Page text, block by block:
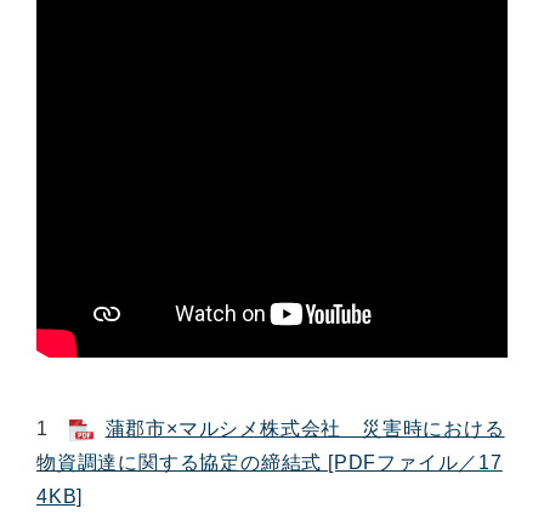
1
蒲郡市×マルシメ株式会社 災害時における
物資調達に関する協定の締結式 [PDFファイル／17
4KB]